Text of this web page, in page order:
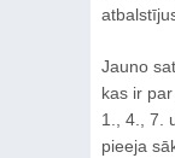
Jauno
kas ir
1., 4., 7.
pieeja